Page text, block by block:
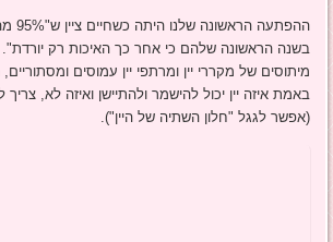
בשנה הראשונה שלהם כי אחר כך האיכות רק יורדת".
מיתוסים של מקררי יין ומרתפי יין עמוסים
באמת איזה יין יכול להישמר ולהתיישן ואיזה לא,
(אפשר לגגל "חלון השתיה של היין").